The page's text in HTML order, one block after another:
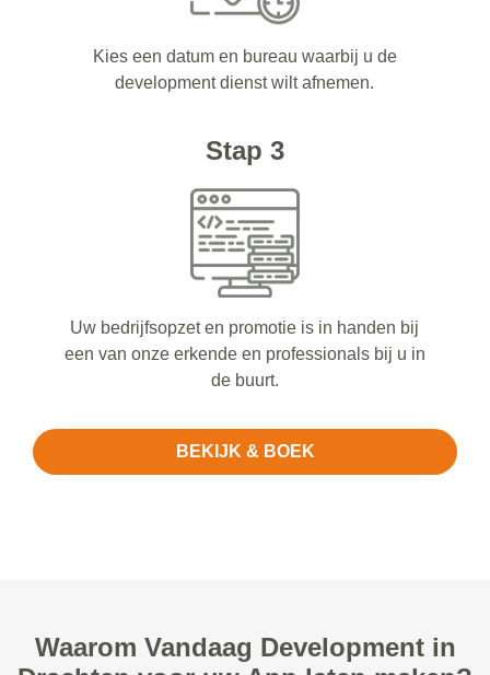
Kies een datum en bureau waarbij u de
development dienst wilt afnemen.
Stap 3
Uw bedrijfsopzet en promotie is in handen bij
een van onze erkende en professionals bij u in
de buurt.
BEKIJK & BOEK
Waarom Vandaag Development in